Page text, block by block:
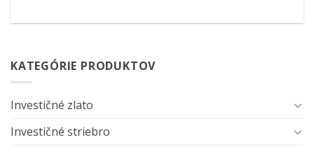
KATEGÓRIE PRODUKTOV
Investičné zlato
Investičné striebro